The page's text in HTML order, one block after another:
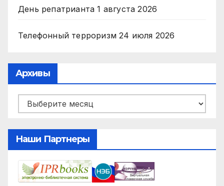
День репатрианта 1 августа 2026
Телефонный терроризм 24 июля 2026
Архивы
Архивы
Наши Партнеры